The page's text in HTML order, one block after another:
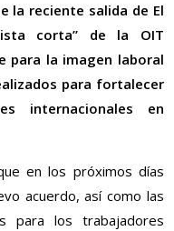
la reciente salida de El
corta” de la OIT
para la imagen laboral
para fortalecer
internacionales en
en los próximos días
acuerdo, así como las
para los trabajadores